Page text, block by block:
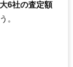
6社の査定額
。